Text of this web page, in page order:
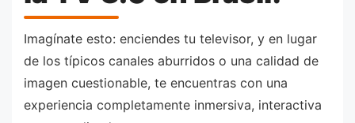
Imagínate esto: enciendes tu televisor, y en lugar
de los típicos canales aburridos o una calidad de
imagen cuestionable, te encuentras con una
experiencia completamente inmersiva, interactiva